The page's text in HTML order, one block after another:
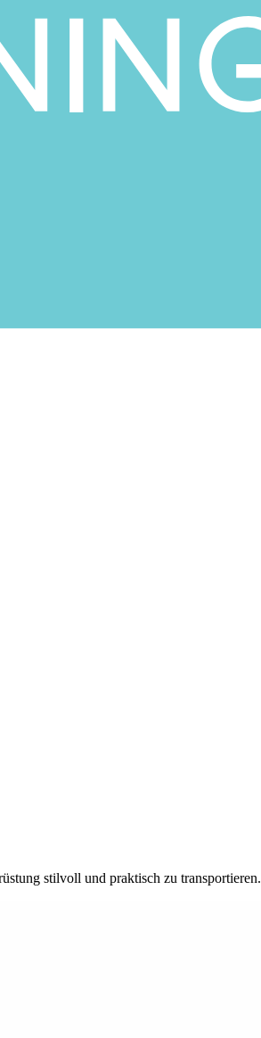
stilvoll und praktisch zu transportieren.